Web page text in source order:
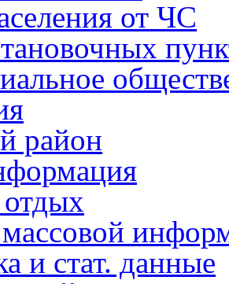
от ЧС
район
массовой
и стат. данные